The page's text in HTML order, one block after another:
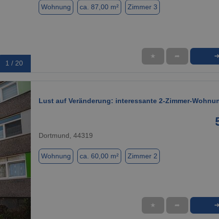
1 / 20
Wohnung ca. 87,00 m² Zimmer 3
★ ➦ ➜
1 / 11
Lust auf Veränderung: interessante 2-Zimmer-
Dortmund, 44319
Wohnung ca. 60,00 m² Zimmer 2
★ ➦ ➜